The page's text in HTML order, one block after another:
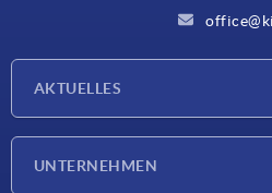
AKTUELLES
UNTERNEHMEN